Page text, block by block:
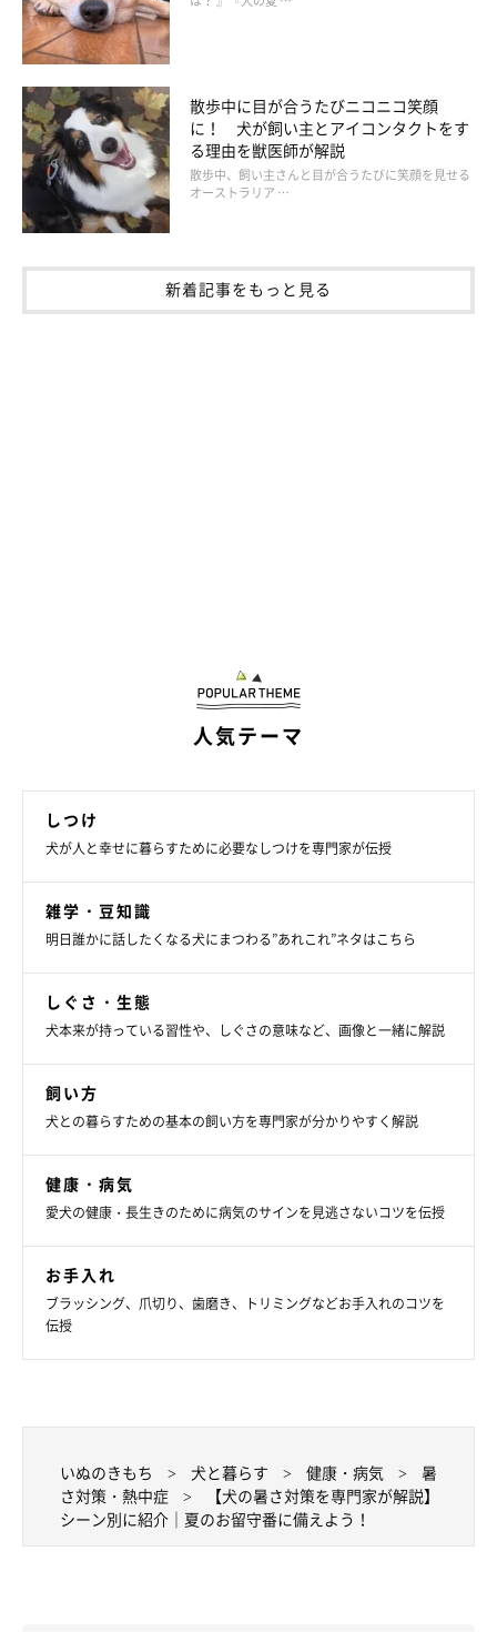
3. 「お散歩中」の犬の暑さ対策
夏のお散歩は暑くて飼い主さんも大変ですが、かといってしない
わけにはいきません。お散歩中の暑さ対策としては、早朝や夕
ことが多いので、1日のうちもっとも地面の温度が下がると言わ
また、雨上がりは涼しくなると思いがちですが、雨に濡れた道は
ます。特に風がない日は気温が上昇しやすいので注意しましょ
う。では、やむを得ず日中にお散歩しなければならない場合は、
最低でも10分毎に休憩を取り、水分補給させる
10分おきを目安に休憩を取り、その都度愛犬に水を与えるように
ください。
散歩中に目が合うたびニコニコ笑顔
に！ 犬が飼い主とアイコンタクトをす
る理由を獣医師が解説
散歩中、飼い主さんと目が合うたびに笑顔を見せる
オーストラリア …
新着記事をもっと見る
人気テーマ
しつけ
犬が人と幸せに暮らすために必要なしつけを専門家が伝授
雑学・豆知識
明日誰かに話したくなる犬にまつわる”あれこれ”ネタはこちら
しぐさ・生態
犬本来が持っている習性や、しぐさの意味など、画像と一緒に解説
飼い方
犬との暮らすための基本の飼い方を専門家が分かりやすく解説
健康・病気
愛犬の健康・長生きのために病気のサインを見逃さないコツを伝授
お手入れ
ブラッシング、爪切り、歯磨き、トリミングなどお手入れのコツを
伝授
いぬのきもち 犬と暮らす 健康・病気
暑
さ対策・熱中症
【犬の暑さ対策を専門家が解説】
シーン別に紹介｜夏のお留守番に備えよう！